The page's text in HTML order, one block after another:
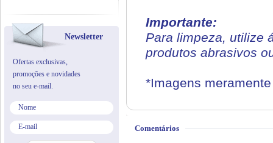
Importante:
Para limpeza, utilize
produtos abrasivos
*Imagens
Comentários
Newsletter
Ofertas exclusivas,
promoções e novidades
no seu e-mail.